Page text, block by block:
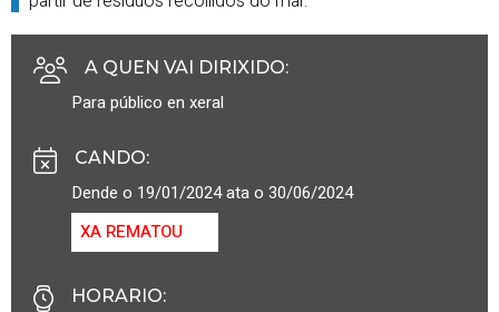
A QUEN VAI DIRIXIDO:
Para público en xeral
CANDO:
Dende o 19/01/2024 ata o 30/06/2024
XA REMATOU
HORARIO: